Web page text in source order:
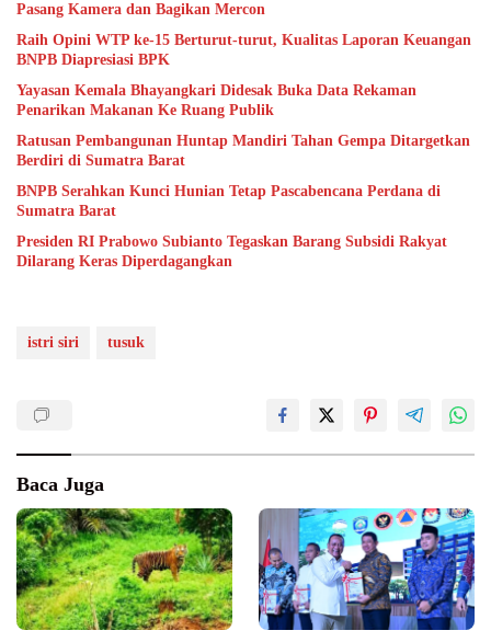
Pasang Kamera dan Bagikan Mercon
Raih Opini WTP ke-15 Berturut-turut, Kualitas Laporan Keuangan
BNPB Diapresiasi BPK
Yayasan Kemala Bhayangkari Didesak Buka Data Rekaman
Penarikan Makanan Ke Ruang Publik
Ratusan Pembangunan Huntap Mandiri Tahan Gempa Ditargetkan
Berdiri di Sumatra Barat
BNPB Serahkan Kunci Hunian Tetap Pascabencana Perdana di
Sumatra Barat
Presiden RI Prabowo Subianto Tegaskan Barang Subsidi Rakyat
Dilarang Keras Diperdagangkan
istri siri tusuk
Baca Juga